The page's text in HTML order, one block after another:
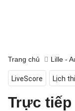
Trang chủ Lille -
LiveScore Lịch
Trực tiếp